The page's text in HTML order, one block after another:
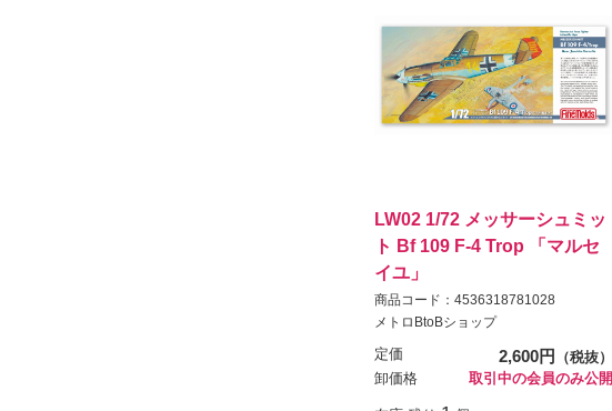
LW02 1/72 メッサーシュミッ
ト Bf 109 F-4 Trop 「マルセ
イユ」
商品コード：4536318781028
メトロBtoBショップ
定価 2,600円
（税抜）
卸価格
取引中の会員のみ公開